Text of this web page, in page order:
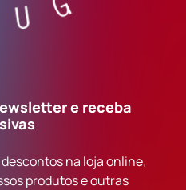
e receba
na loja online,
produtos e outras